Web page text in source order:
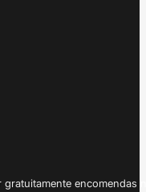
gratuitamente